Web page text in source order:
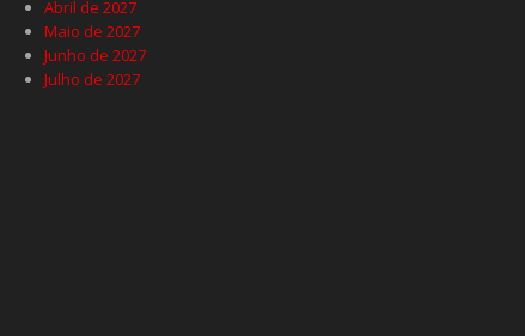
Abril de 2027
Maio de 2027
Junho de 2027
Julho de 2027